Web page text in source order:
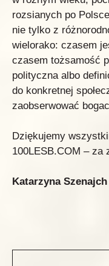
rozsianych po
nie tylko z
wielorako: czasem
czasem tożsamość
polityczna albo
do konkretnej
zaobserwować
Dziękujemy
100LESB.COM – za
Katarzyna